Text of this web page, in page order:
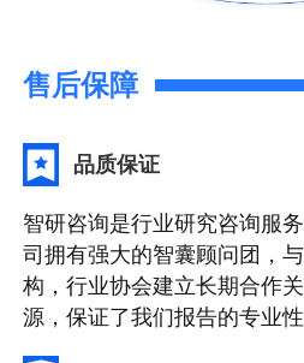
售后保障
品质保证
智研咨询是行业研究咨询服
司拥有强大的智囊顾问团，
构，行业协会建立长期合作
源，保证了我们报告的专业性